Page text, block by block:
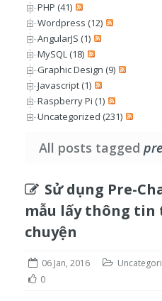
PHP (41)
Wordpress (12)
AngularJS (1)
MySQL (18)
Graphic Design (9)
Javascript (1)
Raspberry Pi (1)
Uncategorized (231)
All posts tagged
Sử dụng Pre-
mẫu lấy thông
chuyện
06 Jan, 2016
0